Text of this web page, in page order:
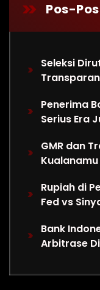
Pos-
Seleksi
Penerima
Serius Era
GMR dan
Kualanamu
Rupiah di
Fed vs
Bank
Arbitrase